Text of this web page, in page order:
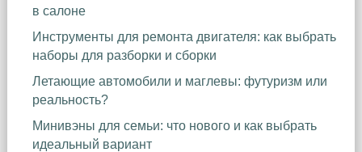
в салоне
Инструменты для ремонта двигателя: как выбрать
наборы для разборки и сборки
Летающие автомобили и маглевы: футуризм или
реальность?
Минивэны для семьи: что нового и как выбрать
идеальный вариант